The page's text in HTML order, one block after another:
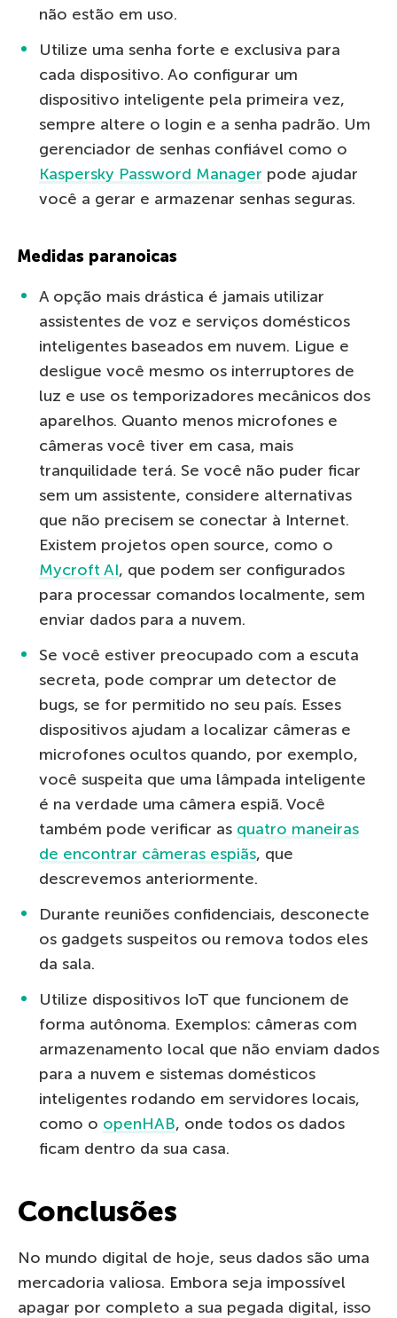
não estão em uso.
Utilize uma senha forte e exclusiva para
cada dispositivo. Ao configurar um
dispositivo inteligente pela primeira vez,
sempre altere o login e a senha padrão. Um
gerenciador de senhas confiável como o
Kaspersky Password Manager pode ajudar
você a gerar e armazenar senhas seguras.
Medidas paranoicas
A opção mais drástica é jamais utilizar
assistentes de voz e serviços domésticos
inteligentes baseados em nuvem. Ligue e
desligue você mesmo os interruptores de
luz e use os temporizadores mecânicos dos
aparelhos. Quanto menos microfones e
câmeras você tiver em casa, mais
tranquilidade terá. Se você não puder ficar
sem um assistente, considere alternativas
que não precisem se conectar à Internet.
Existem projetos open source, como o
Mycroft AI, que podem ser configurados
para processar comandos localmente, sem
enviar dados para a nuvem.
Se você estiver preocupado com a escuta
secreta, pode comprar um detector de
bugs, se for permitido no seu país. Esses
dispositivos ajudam a localizar câmeras e
microfones ocultos quando, por exemplo,
você suspeita que uma lâmpada inteligente
é na verdade uma câmera espiã. Você
também pode verificar as quatro maneiras
de encontrar câmeras espiãs, que
descrevemos anteriormente.
Durante reuniões confidenciais, desconecte
os gadgets suspeitos ou remova todos eles
da sala.
Utilize dispositivos IoT que funcionem de
forma autônoma. Exemplos: câmeras com
armazenamento local que não enviam dados
para a nuvem e sistemas domésticos
inteligentes rodando em servidores locais,
como o openHAB, onde todos os dados
ficam dentro da sua casa.
Conclusões
No mundo digital de hoje, seus dados são uma
mercadoria valiosa. Embora seja impossível
apagar por completo a sua pegada digital, isso